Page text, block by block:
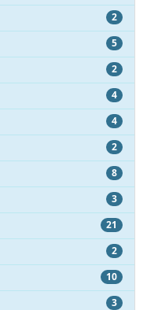
2
5
2
4
4
2
8
3
21
2
10
3